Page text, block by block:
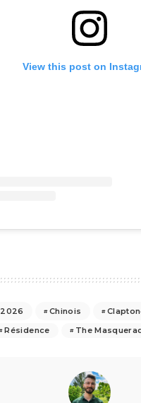
View this post on
2026 Chinois
Résidence The